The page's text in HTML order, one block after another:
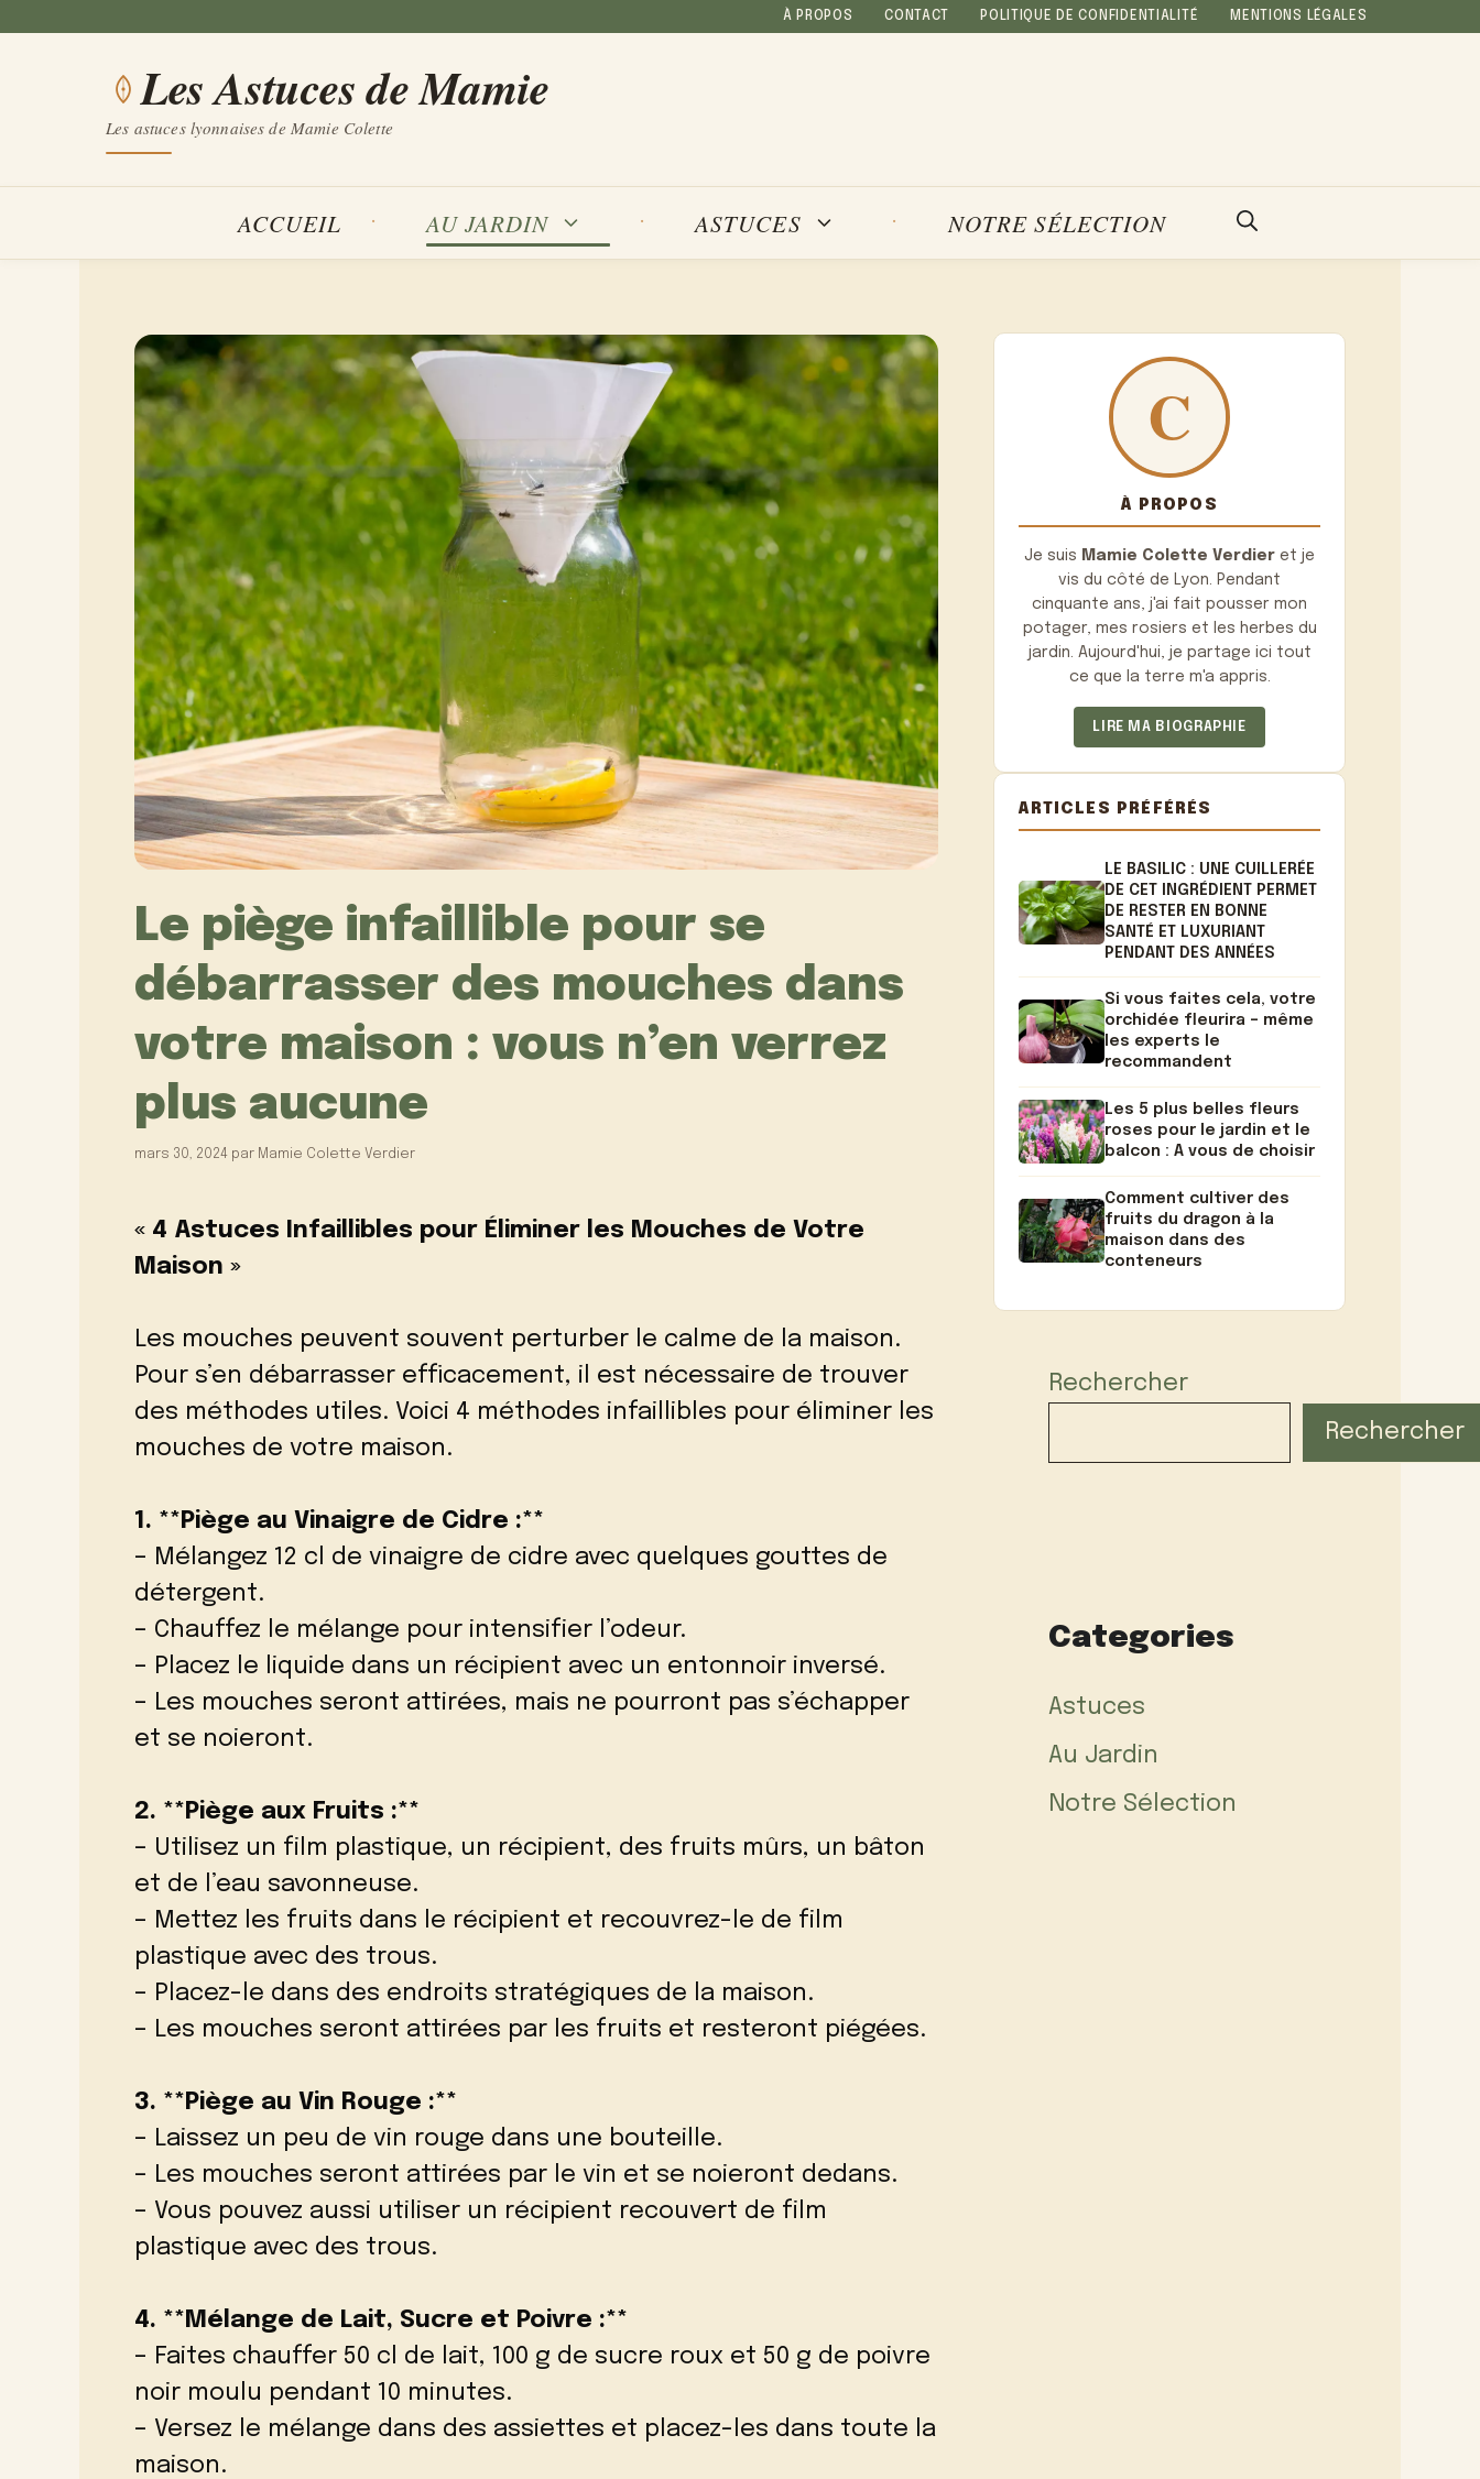
À PROPOS CONTACT POLITIQUE DE CONFIDENTIALITÉ MENTIONS LÉGALES
Les Astuces de Mamie
Les astuces lyonnaises de Mamie Colette
ACCUEIL AU JARDIN ASTUCES NOTRE SÉLECTION
Le piège infaillible pour se
débarrasser des mouches dans
votre maison : vous n’en verrez
plus aucune
mars 30, 2024 par Mamie Colette Verdier
« 4 Astuces Infaillibles pour Éliminer les Mouches de Votre
Maison »
Les mouches peuvent souvent perturber le calme de la maison.
Pour s’en débarrasser efficacement, il est nécessaire de trouver
des méthodes utiles. Voici 4 méthodes infaillibles pour éliminer les
mouches de votre maison.
1. **Piège au Vinaigre de Cidre :**
– Mélangez 12 cl de vinaigre de cidre avec quelques gouttes de
détergent.
– Chauffez le mélange pour intensifier l’odeur.
– Placez le liquide dans un récipient avec un entonnoir inversé.
– Les mouches seront attirées, mais ne pourront pas s’échapper
et se noieront.
2. **Piège aux Fruits :**
– Utilisez un film plastique, un récipient, des fruits mûrs, un bâton
et de l’eau savonneuse.
– Mettez les fruits dans le récipient et recouvrez-le de film
plastique avec des trous.
– Placez-le dans des endroits stratégiques de la maison.
– Les mouches seront attirées par les fruits et resteront piégées.
3. **Piège au Vin Rouge :**
– Laissez un peu de vin rouge dans une bouteille.
– Les mouches seront attirées par le vin et se noieront dedans.
– Vous pouvez aussi utiliser un récipient recouvert de film
plastique avec des trous.
4. **Mélange de Lait, Sucre et Poivre :**
– Faites chauffer 50 cl de lait, 100 g de sucre roux et 50 g de poivre
noir moulu pendant 10 minutes.
– Versez le mélange dans des assiettes et placez-les dans toute la
maison.
À PROPOS
Je suis Mamie Colette Verdier et je
vis du côté de Lyon. Pendant
cinquante ans, j'ai fait pousser mon
potager, mes rosiers et les herbes du
jardin. Aujourd'hui, je partage ici tout
ce que la terre m'a appris.
LIRE MA BIOGRAPHIE
ARTICLES PRÉFÉRÉS
LE BASILIC : UNE CUILLERÉE
DE CET INGRÉDIENT PERMET
DE RESTER EN BONNE
SANTÉ ET LUXURIANT
PENDANT DES ANNÉES
Si vous faites cela, votre
orchidée fleurira – même
les experts le
recommandent
Les 5 plus belles fleurs
roses pour le jardin et le
balcon : A vous de choisir
Comment cultiver des
fruits du dragon à la
maison dans des
conteneurs
Rechercher
Rechercher
Categories
Astuces
Au Jardin
Notre Sélection